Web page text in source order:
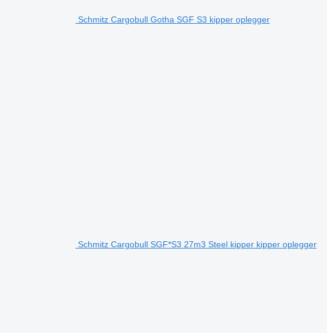
Schmitz Cargobull Gotha SGF S3 kipper oplegger
Schmitz Cargobull SGF*S3 27m3 Steel kipper kipper oplegger